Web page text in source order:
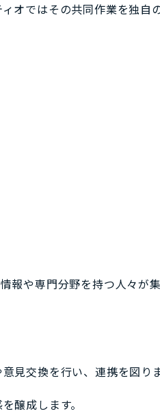
オではその共同作業を独自
報や専門分野を持つ人々が
見交換を行い、連携を図りま
醸成します。